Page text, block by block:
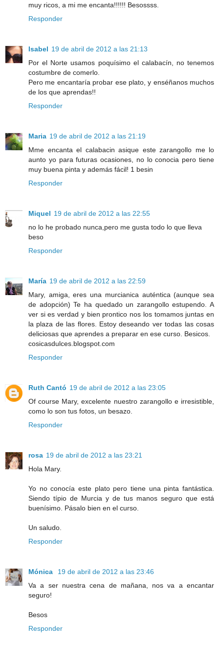
muy ricos, a mi me encanta!!!!!! Besossss.
Responder
Isabel 19 de abril de 2012 a las 21:13
Por el Norte usamos poquísimo el calabacín, no tenemos
costumbre de comerlo.
Pero me encantaría probar ese plato, y enséñanos muchos
de los que aprendas!!
Responder
Maria 19 de abril de 2012 a las 21:19
Mme encanta el calabacin asique este zarangollo me lo
aunto yo para futuras ocasiones, no lo conocia pero tiene
muy buena pinta y además fácil! 1 besin
Responder
Miquel 19 de abril de 2012 a las 22:55
no lo he probado nunca,pero me gusta todo lo que lleva
beso
Responder
María 19 de abril de 2012 a las 22:59
Mary, amiga, eres una murcianica auténtica (aunque sea
de adopción) Te ha quedado un zarangollo estupendo. A
ver si es verdad y bien prontico nos los tomamos juntas en
la plaza de las flores. Estoy deseando ver todas las cosas
deliciosas que aprendes a preparar en ese curso. Besicos.
cosicasdulces.blogspot.com
Responder
Ruth Cantó 19 de abril de 2012 a las 23:05
Of course Mary, excelente nuestro zarangollo e irresistible,
como lo son tus fotos, un besazo.
Responder
rosa 19 de abril de 2012 a las 23:21
Hola Mary.
Yo no conocía este plato pero tiene una pinta fantástica.
Siendo típio de Murcia y de tus manos seguro que está
buenísimo. Pásalo bien en el curso.
Un saludo.
Responder
Mónica
19 de abril de 2012 a las 23:46
Va a ser nuestra cena de mañana, nos va a encantar
seguro!
Besos
Responder